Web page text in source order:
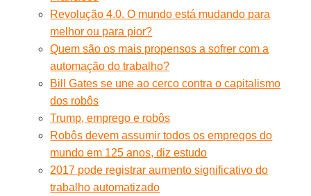
Revolução 4.0. O mundo está mudando para
melhor ou para pior?
Quem são os mais propensos a sofrer com a
automação do trabalho?
Bill Gates se une ao cerco contra o capitalismo
dos robôs
Trump, emprego e robôs
Robôs devem assumir todos os empregos do
mundo em 125 anos, diz estudo
2017 pode registrar aumento significativo do
trabalho automatizado